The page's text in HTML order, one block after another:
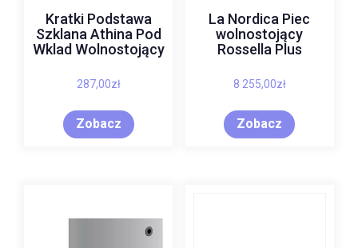
Kratki Podstawa
Szklana Athina Pod
Wklad Wolnostojący
287,00zł
Zobacz
La Nordica Piec
wolnostojący
Rossella Plus
8 255,00zł
Zobacz